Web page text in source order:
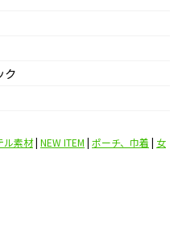
ク
ル素材| NEW ITEM | ポーチ、巾着 | 女